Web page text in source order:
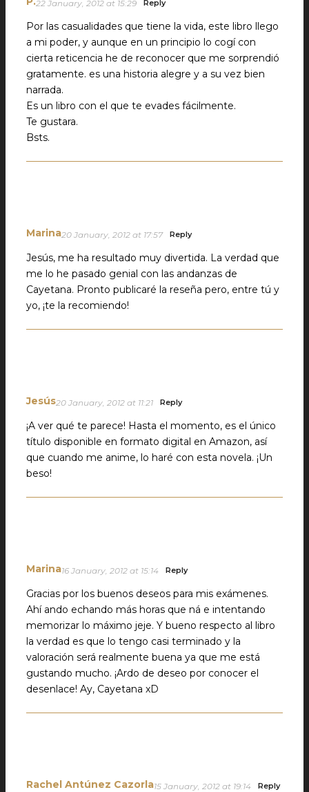
22 January, 2012 at 15:29 Reply
Por las casualidades que tiene la vida, este libro llego
a mi poder, y aunque en un principio lo cogí con
cierta reticencia he de reconocer que me sorprendió
gratamente. es una historia alegre y a su vez bien
narrada.
Es un libro con el que te evades fácilmente.
Te gustara.
Bsts.
Marina20 January, 2012 at 17:57 Reply
Jesús, me ha resultado muy divertida. La verdad que
me lo he pasado genial con las andanzas de
Cayetana. Pronto publicaré la reseña pero, entre tú y
yo, ¡te la recomiendo!
Jesús20 January, 2012 at 11:21 Reply
¡A ver qué te parece! Hasta el momento, es el único
título disponible en formato digital en Amazon, así
que cuando me anime, lo haré con esta novela. ¡Un
beso!
Marina16 January, 2012 at 15:14 Reply
Gracias por los buenos deseos para mis exámenes.
Ahí ando echando más horas que ná e intentando
memorizar lo máximo jeje. Y bueno respecto al libro
la verdad es que lo tengo casi terminado y la
valoración será realmente buena ya que me está
gustando mucho. ¡Ardo de deseo por conocer el
desenlace! Ay, Cayetana xD
Rachel Antúnez Cazorla15 January, 2012 at 19:14 Reply